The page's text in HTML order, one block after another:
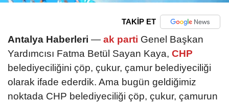
TAKİP ET
Antalya Haberleri — ak parti Genel Başkan
Yardımcısı Fatma Betül Sayan Kaya, CHP
belediyeciliğini çöp, çukur, çamur belediyeciliği
olarak ifade ederdik. Ama bugün geldiğimiz
noktada CHP belediyeciliği çöp, çukur, çamurun